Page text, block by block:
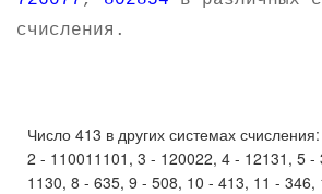
счисления.
Число 413 в других системах счисления:
2 - 110011101, 3 - 120022, 4 - 12131, 5 -
1130, 8 - 635, 9 - 508, 10 - 413, 11 - 346,